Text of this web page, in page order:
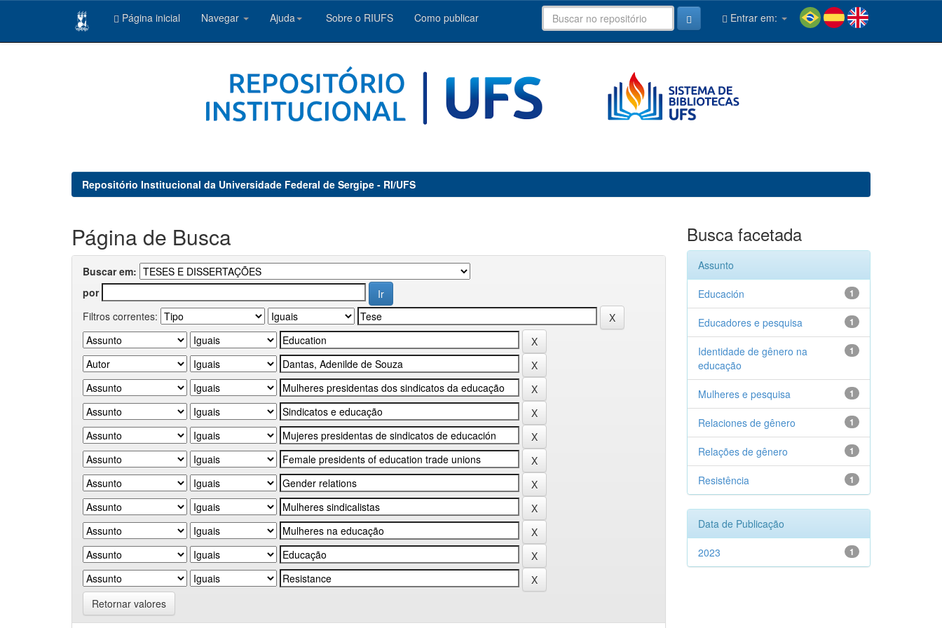
Página inicial Navegar Ajuda Sobre o RIUFS Como publicar Entrar em:
Repositório Institucional da Universidade Federal de Sergipe - RI/UFS
Página de Busca
Buscar em:
por
Filtros correntes:
Retornar valores
Busca facetada
Assunto
1
Educación
1
Educadores e pesquisa
1
Identidade de gênero na
educação
1
Mulheres e pesquisa
1
Relaciones de gênero
1
Relações de gênero
1
Resistência
Data de Publicação
1
2023